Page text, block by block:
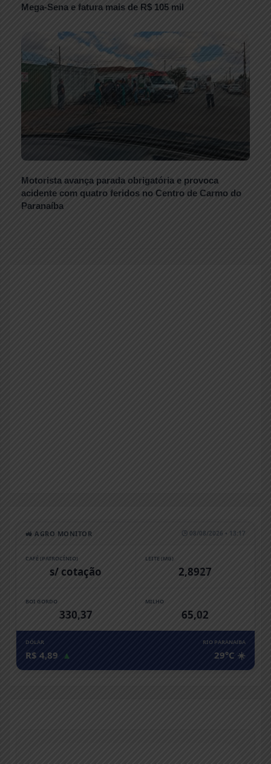
Mega-Sena e fatura mais de R$ 105 mil
Motorista avança parada obrigatória e provoca
acidente com quatro feridos no Centro de Carmo do
Paranaíba
🚜 AGRO MONITOR 🕒 08/08/2026 • 13:17
CAFÉ (PATROCÍNIO)
s/ cotação
LEITE (MG)
2,8927
BOI GORDO
330,37
MILHO
65,02
DÓLAR
R$ 4,89 ▲
RIO PARANAíBA
29°C ☀️